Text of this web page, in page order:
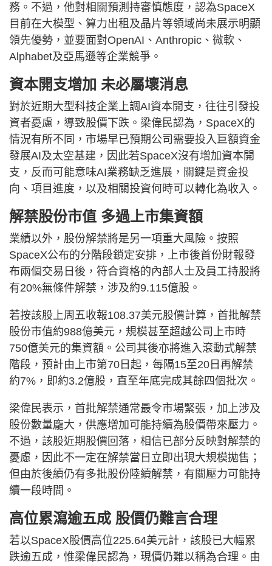
務。不過，他對相關預測持審慎態度，認為SpaceX
目前在大模型、算力出租及晶片等領域尚未展示明顯
領先優勢，並要面對OpenAI、Anthropic、微軟、
Alphabet及亞馬遜等企業競爭。
資本開支增加 未必屬壞消息
對於近期大型科技企業上調AI資本開支，往往引發投
資者憂慮，導致股價下跌。梁偉民認為，SpaceX的
情況有所不同，市場早已預期公司需要投入巨額資金
發展AI及太空基建，因此若SpaceX沒有增加資本開
支，反而可能意味AI業務缺乏進展，關鍵是資金投
向、項目進度，以及相關投資何時可以轉化為收入。
解禁股份市值 多過上市集資額
業績以外，股份解禁將是另一項重大風險。按照
SpaceX公布的分階段鎖定安排，上市後首份財報發
布兩個交易日後，符合資格的內部人士及員工持股將
有20%無條件解禁，涉及約9.115億股。
若按該股上周五收報108.37美元股價計算，首批解禁
股份市值約988億美元，規模甚至超越公司上市時
750億美元的集資額。公司其後亦將進入滾動式解禁
階段，預計由上市第70日起，每隔15至20日再解禁
約7%，即約3.2億股，直至年底完成其餘四個批次。
梁偉民表示，首批解禁通常最令市場緊張，加上涉及
股份數量龐大，供應增加可能持續為股價帶來壓力。
不過，該股近期股價回落，相信已部分反映對解禁的
憂慮，因此不一定在解禁當日立即出現大規模拋售；
但由於後續仍有多批股份陸續解禁，有關壓力可能持
續一段時間。
高位累瀉逾五成 股價仍難言合理
若以SpaceX股價高位225.64美元計，該股已大幅累
跌逾五成，惟梁偉民認為，現價仍難以稱為合理。由